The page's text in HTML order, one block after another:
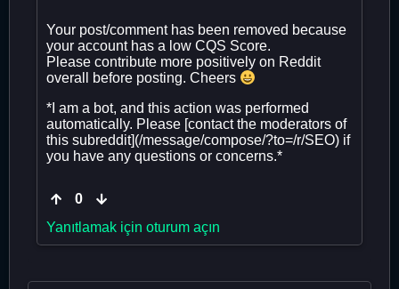
Your post/comment has been removed because
your account has a low CQS Score.
Please contribute more positively on Reddit
overall before posting. Cheers
*I am a bot, and this action was performed
automatically. Please [contact the moderators of
this subreddit](/message/compose/?to=/r/SEO) if
you have any questions or concerns.*
0
Yanıtlamak için oturum açın